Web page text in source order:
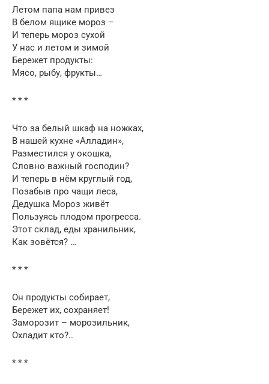
Летом папа нам привез
В белом ящике мороз –
И теперь мороз сухой
У нас и летом и зимой
Бережет продукты:
Мясо, рыбу, фрукты…
* * *
Что за белый шкаф на ножках,
В нашей кухне «Алладин»,
Разместился у окошка,
Словно важный господин?
И теперь в нём круглый год,
Позабыв про чащи леса,
Дедушка Мороз живёт
Пользуясь плодом прогресса.
Этот склад, еды хранильник,
Как зовётся? …
* * *
Он продукты собирает,
Бережет их, сохраняет!
Заморозит – морозильник,
Охладит кто?..
* * *